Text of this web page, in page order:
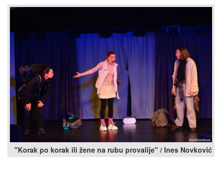
"Korak po korak ili žene na rubu provalije" / Ines Novković